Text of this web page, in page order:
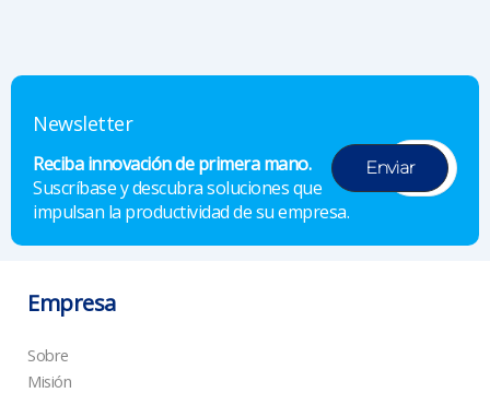
Newsletter
Reciba innovación de primera mano.
Suscríbase y descubra soluciones que
impulsan la productividad de su empresa.
Empresa
Sobre
Misión